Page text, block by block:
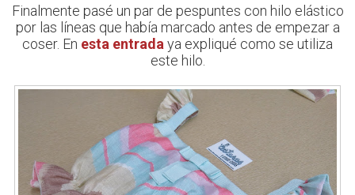
Finalmente pasé un par de pespuntes con hilo elástico
por las líneas que había marcado antes de empezar a
coser. En esta entrada ya expliqué como se utiliza
este hilo.